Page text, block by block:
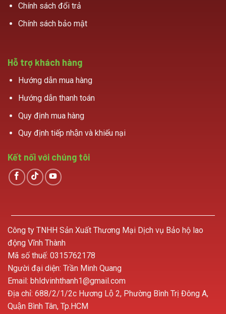
Chính sách đổi trả
Chính sách bảo mật
Hỗ trợ khách hàng
Hướng dẫn mua hàng
Hướng dẫn thanh toán
Quy định mua hàng
Quy định tiếp nhận và khiếu nại
Kết nối với chúng tôi
Công ty TNHH Sản Xuất Thương Mại Dịch vụ Bảo hộ lao
động Vĩnh Thành
Mã số thuế: 0315762178
Người đại diện: Trần Minh Quang
Email: bhldvinhthanh1@gmail.com
Địa chỉ: 688/2/1/2c Hương Lộ 2, Phường Bình Trị Đông A,
Quận Bình Tân, Tp.HCM